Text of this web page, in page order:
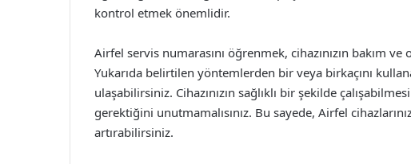
kontrol etmek önemlidir.
Airfel servis numarasını öğrenmek, cihazınızın bakım
Yukarıda belirtilen yöntemlerden bir veya birkaçını
ulaşabilirsiniz. Cihazınızın sağlıklı bir şekilde
gerektiğini unutmamalısınız. Bu sayede, Airfel
artırabilirsiniz.